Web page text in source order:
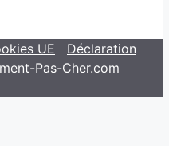
UE
Déclaration
Pas-Cher.com